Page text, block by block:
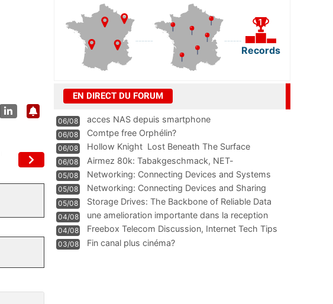
Records
EN DIRECT DU FORUM
06/08 acces NAS depuis smartphone
06/08 Comtpe free Orphélin?
06/08 Hollow Knight  Lost Beneath The Surface
06/08
Airmez 80k: Tabakgeschmack, NET-
Technologie und Leistung im
05/08 Networking: Connecting Devices and Systems
05/08
Networking: Connecting Devices and Sharing
Information
05/08
Storage Drives: The Backbone of Reliable Data
Management
04/08
une amelioration importante dans la reception
WIFI
04/08
Freebox Telecom Discussion, Internet Tech Tips
Communi
03/08 Fin canal plus cinéma?